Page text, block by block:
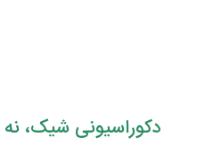
دکوراسیونی شیک،